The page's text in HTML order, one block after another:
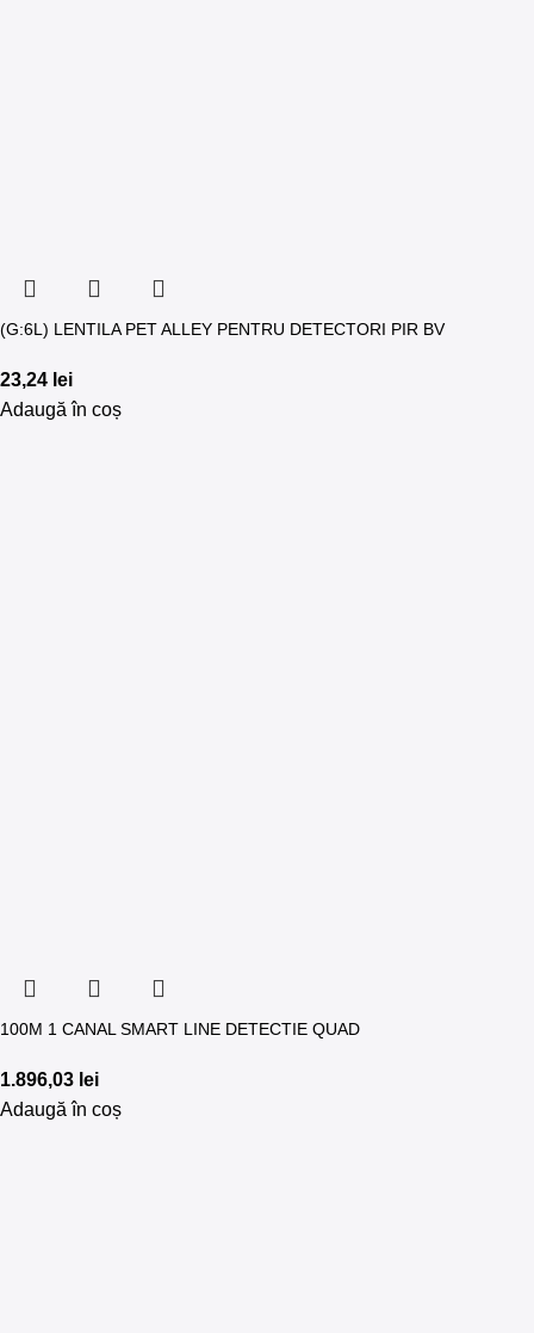
(G:6L) LENTILA PET ALLEY PENTRU DETECTORI PIR BV
23,24 lei
Adaugă în coș
100M 1 CANAL SMART LINE DETECTIE QUAD
1.896,03 lei
Adaugă în coș